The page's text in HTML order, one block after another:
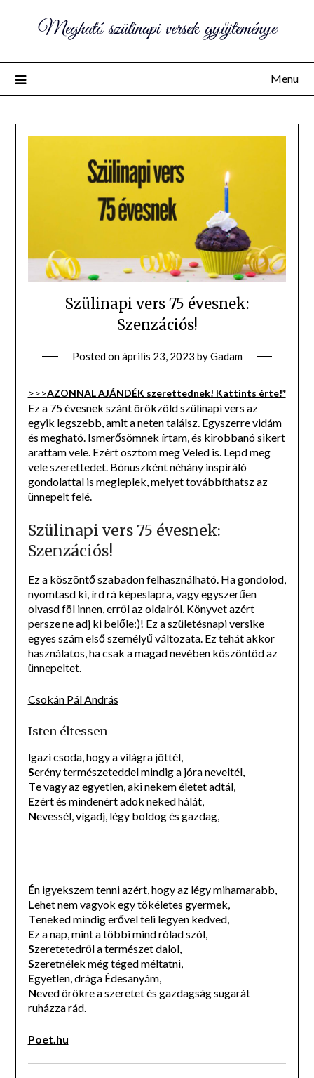
Megható szülinapi versek gyűjteménye
Menu
Szülinapi vers 75 évesnek:
Szenzációs!
Posted onáprilis 23, 2023 byGadam
>>>AZONNAL AJÁNDÉK szerettednek! Kattints érte!*
Ez a 75 évesnek szánt örökzöld szülinapi vers az
egyik legszebb, amit a neten találsz. Egyszerre vidám
és megható. Ismerősömnek írtam, és kirobbanó sikert
arattam vele. Ezért osztom meg Veled is. Lepd meg
vele szerettedet. Bónuszként néhány inspiráló
gondolattal is megleplek, melyet továbbíthatsz az
ünnepelt felé.
Szülinapi vers 75 évesnek:
Szenzációs!
Ez a köszöntő szabadon felhasználható. Ha gondolod,
nyomtasd ki, írd rá képeslapra, vagy egyszerűen
olvasd föl innen, erről az oldalról. Könyvet azért
persze ne adj ki belőle:)! Ez a születésnapi versike
egyes szám első személyű változata. Ez tehát akkor
használatos, ha csak a magad nevében köszöntöd az
ünnepeltet.
Csokán Pál András
Isten éltessen
Igazi csoda, hogy a világra jöttél,
Serény természeteddel mindig a jóra neveltél,
Te vagy az egyetlen, aki nekem életet adtál,
Ezért és mindenért adok neked hálát,
Nevessél, vígadj, légy boldog és gazdag,
Én igyekszem tenni azért, hogy az légy mihamarabb,
L ehet nem vagyok egy tökéletes gyermek,
Teneked mindig erővel teli legyen kedved,
Ez a nap, mint a többi mind rólad szól,
Szeretetedről a természet dalol,
Szeretnélek még téged méltatni,
Egyetlen, drága Édesanyám,
Neved örökre a szeretet és gazdagság sugarát
ruházza rád.
Poet.hu